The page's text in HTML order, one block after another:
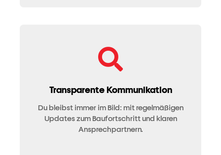
Transparente Kommunikation
Du bleibst immer im Bild: mit regelmäßigen
Updates zum Baufortschritt und klaren
Ansprechpartnern.